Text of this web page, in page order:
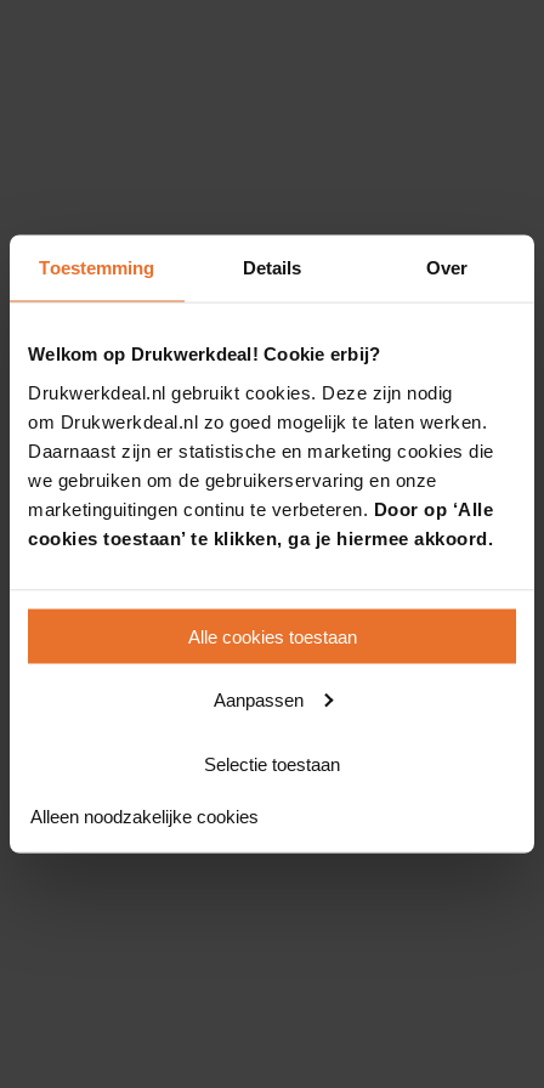
Toestemming Details Over
Welkom op Drukwerkdeal! Cookie erbij?
Drukwerkdeal.nl gebruikt cookies. Deze zijn nodig
om Drukwerkdeal.nl zo goed mogelijk te laten werken.
Daarnaast zijn er statistische en marketing cookies die
we gebruiken om de gebruikerservaring en onze
marketinguitingen continu te verbeteren. Door op ‘Alle
cookies toestaan’ te klikken, ga je hiermee akkoord.
Alle cookies toestaan
Aanpassen
Selectie toestaan
Alleen noodzakelijke cookies